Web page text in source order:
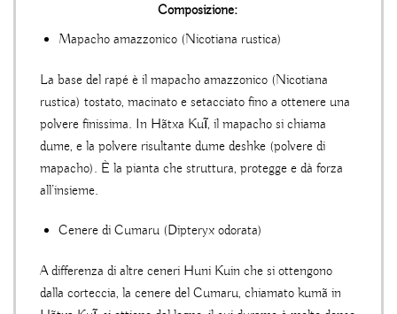
Composizione:
Mapacho amazzonico (Nicotiana rustica)
La base del rapé è il mapacho amazzonico (Nicotiana
rustica) tostato, macinato e setacciato fino a ottenere una
polvere finissima. In Hãtxa Kuĩ, il mapacho si chiama
dume, e la polvere risultante dume deshke (polvere di
mapacho). È la pianta che struttura, protegge e dà forza
all’insieme.
Cenere di Cumaru (Dipteryx odorata)
A differenza di altre ceneri Huni Kuin che si ottengono
dalla corteccia, la cenere del Cumaru, chiamato kumã in